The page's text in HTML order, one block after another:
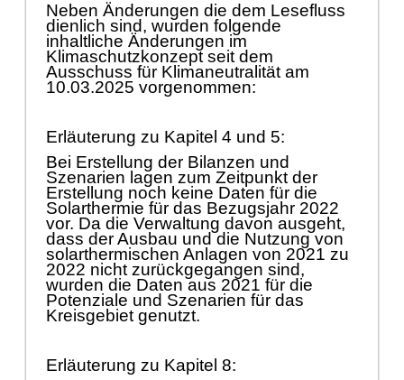
Neben Änderungen die dem Lesefluss
dienlich sind, wurden folgende
inhaltliche Änderungen im
Klimaschutzkonzept seit dem
Ausschuss für Klimaneutral ität am
10.03.2025 vorgenommen:
Erläuterung zu Kapitel 4 und 5:
Bei Erstellung der Bilanzen und
Szenarien lagen zum Zeitpunkt der
Erstellung noch keine Daten für die
Solarthermie für das Bezugsjahr 2022
vor. Dadie Verwaltung davon ausgeht,
dass der Ausbau und die Nutzung von
solarthermischen Anlagen von 2021 zu
2022 nicht zurückgegangen sind,
wurden die Daten aus 2021 für die
Potenziale und Szenarien für das
Kreisgebiet genutzt.
Erläuterung zu Kapitel 8: